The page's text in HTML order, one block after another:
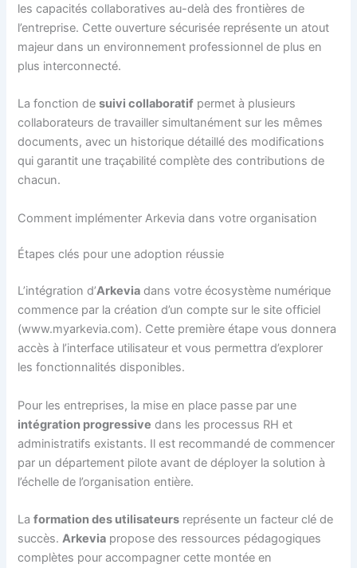
les capacités collaboratives au-delà des frontières de
l’entreprise. Cette ouverture sécurisée représente un atout
majeur dans un environnement professionnel de plus en
plus interconnecté.
La fonction desuivi collaboratif permet à plusieurs
collaborateurs de travailler simultanément sur les mêmes
documents, avec un historique détaillé des modifications
qui garantit une traçabilité complète des contributions de
chacun.
Comment implémenter Arkevia dans votre organisation
Étapes clés pour une adoption réussie
L’intégration d’Arkevia dans votre écosystème numérique
commence par la création d’un compte sur le site officiel
(www.myarkevia.com). Cette première étape vous donnera
accès à l’interface utilisateur et vous permettra d’explorer
les fonctionnalités disponibles.
Pour les entreprises, la mise en place passe par une
intégration progressive dans les processus RH et
administratifs existants. Il est recommandé de commencer
par un département pilote avant de déployer la solution à
l’échelle de l’organisation entière.
Laformation des utilisateurs représente un facteur clé de
succès.Arkevia propose des ressources pédagogiques
complètes pour accompagner cette montée en